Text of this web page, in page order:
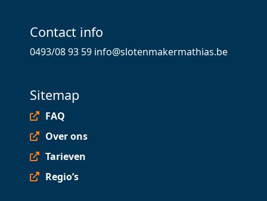
Contact info
0493/08 93 59 info@slotenmakermathias.be
Sitemap
FAQ
Over ons
Tarieven
Regio’s